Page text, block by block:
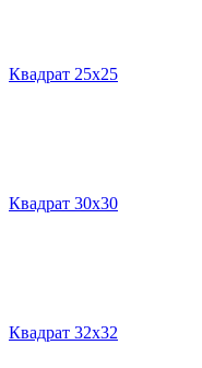
Квадрат 25х25
Квадрат 30х30
Квадрат 32х32